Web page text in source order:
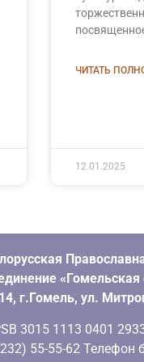
ЧИТАТЬ
12.01.2025
г.Гомель, ул.
3015 1113 0401
55-55-62 Телефон